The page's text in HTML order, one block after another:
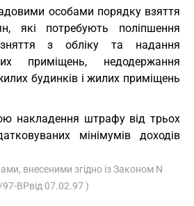
особами порядку взяття
які потребують поліпшення
з обліку та надання
приміщень, недодержання
будинків і жилих приміщень
накладення штрафу від трьох
мінімумів доходів
внесеними згідно із Законом N
ВРвід 07.02.97 )